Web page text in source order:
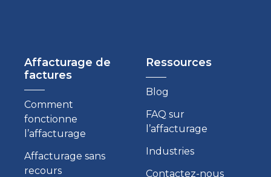
Affacturage de
factures
Comment
fonctionne
l’affacturage
Affacturage sans
recours
Ressources
Blog
FAQ sur
l’affacturage
Industries
Contactez-nous